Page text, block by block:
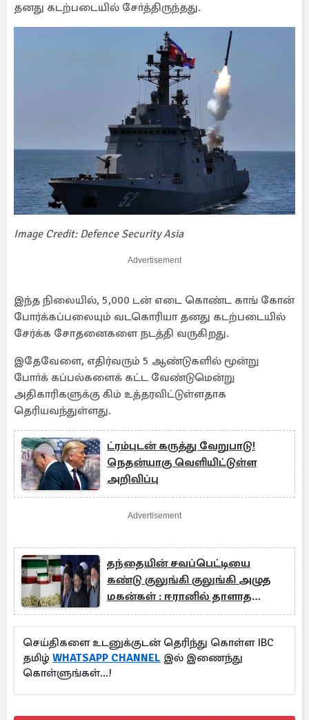
தனது கடற்படையில் சோ்த்திருந்தது.
Image Credit: Defence Security Asia
Advertisement
இந்த நிலையில், 5,000 டன் எடை கொண்ட காங் கோன்
போர்க்கப்பலையும் வடகொரியா தனது கடற்படையில்
சேர்க்க சோதனைகளை நடத்தி வருகிறது.
இதேவேளை, எதிர்வரும் 5 ஆண்டுகளில் மூன்று
போா்க் கப்பல்களைக் கட்ட வேண்டுமென்று
அதிகாரிகளுக்கு கிம் உத்தரவிட்டுள்ளதாக
தெரியவந்துள்ளது.
ட்ரம்புடன் கருத்து வேறுபாடு!
நெதன்யாகு வெளியிட்டுள்ள
அறிவிப்பு
Advertisement
தந்தையின் சவப்பெட்டியை
கண்டு குலுங்கி குலுங்கி அழுத
மகன்கள் : ஈரானில் தாளாத
சோகம்
செய்திகளை உடனுக்குடன் தெரிந்து கொள்ள IBC
தமிழ் WHATSAPP CHANNEL இல் இணைந்து
கொள்ளுங்கள்...!